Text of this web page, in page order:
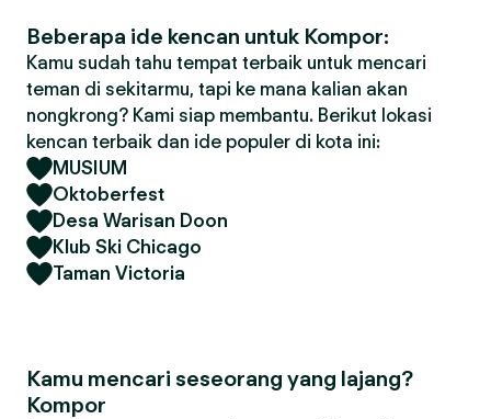
Beberapa ide kencan untuk Kompor:
Kamu sudah tahu tempat terbaik untuk mencari
teman di sekitarmu, tapi ke mana kalian akan
nongkrong? Kami siap membantu. Berikut lokasi
kencan terbaik dan ide populer di kota ini:
MUSIUM
Oktoberfest
Desa Warisan Doon
Klub Ski Chicago
Taman Victoria
Kamu mencari seseorang yang lajang?
Kompor